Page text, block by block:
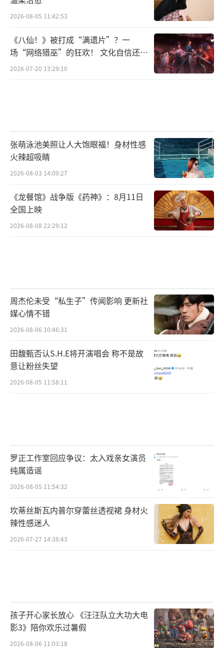
2026-08-05 11:42:53
《八仙！》被打成“满遗片”？一
场“网络猎巫”的狂欢！ 文化自信还是
焦虑？
2026-07-20 13:29:10
张萌泳池美照让人大饱眼福！身材性感
火辣超吸睛
2026-08-03 14:09:27
《龙餐馆》战争版《药神》：8月11日
全国上映
2026-08-08 22:29:12
周杰伦未受“私生子”传闻影响 更新社
媒心情不错
2026-08-06 10:46:31
田馥甄否认S.H.E将开演唱会 称不是故
意让粉丝失望
2026-08-05 11:58:11
罗正工作室回应争议：太入戏亲女演员
纯属造谣
2026-08-05 11:54:32
坎蒂丝斯瓦内普尔穿蕾丝透视裙 身材火
辣性感迷人
2026-07-27 14:36:43
孩子开心家长放心 《汪汪队立大功大电
影3》陪你欢乐过暑假
2026-08-06 11:03:18